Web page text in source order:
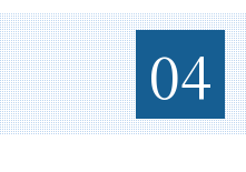
遺留
事業
遺言
相続
同時
破産
自己
自己
法律
企業
未払
企業
残業
04